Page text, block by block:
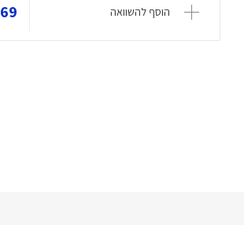
הוסף להשוואה 69 ₪